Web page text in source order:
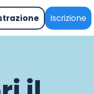
Iscrizione